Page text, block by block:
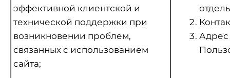
эффективной клиентской и
технической поддержки при
возникновении проблем,
связанных с использованием
сайта;
Адрес